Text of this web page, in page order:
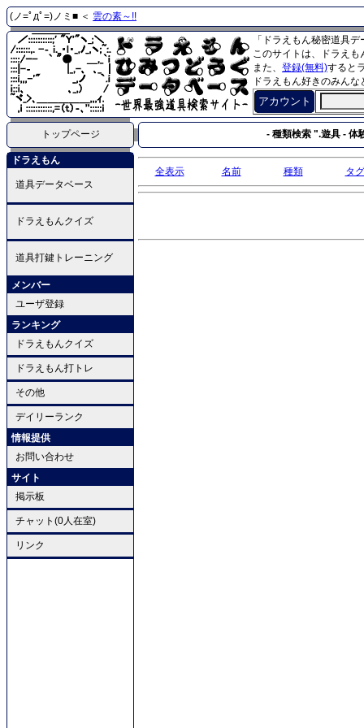
(ノ=ﾟдﾟ=)ノミ■ ＜ 雲の素～!!
「ドラえもん秘密道具
このサイトは、ドラえ
また、 登録(無料)すると
ドラえもん好きのみん
アカウント
トップページ - 種類検索 ".遊具 - 体
ドラえもん
道具データベース
ドラえもんクイズ
道具打鍵トレーニング
メンバー
ユーザ登録
ランキング
ドラえもんクイズ
ドラえもん打トレ
その他
デイリーランク
情報提供
お問い合わせ
サイト
掲示板
チャット(0人在室)
リンク
全表示 名前 種類 タグ